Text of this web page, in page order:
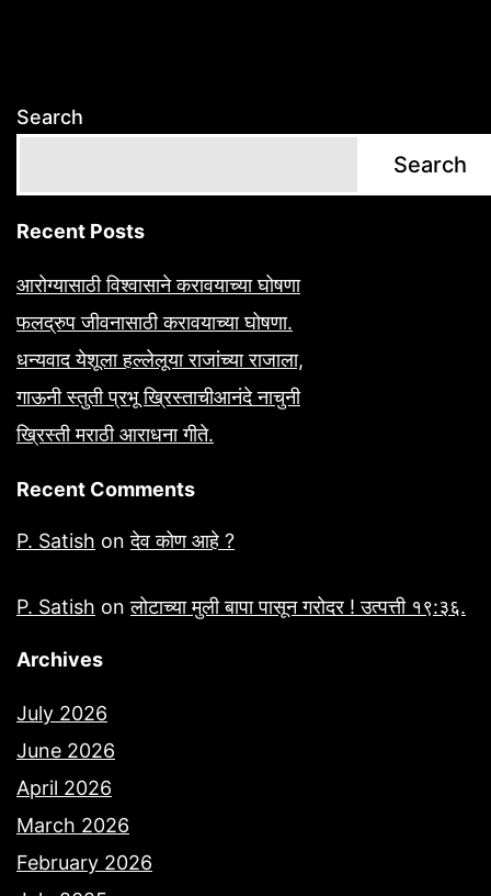
Search
Search
Recent Posts
आरोग्यासाठी विश्वासाने करावयाच्या घोषणा
फलद्रुप जीवनासाठी करावयाच्या घोषणा.
धन्यवाद येशूला हल्लेलूया राजांच्या राजाला,
गाऊनी स्तुती प्रभू ख्रिस्ताचीआनंदे नाचुनी
ख्रिस्ती मराठी आराधना गीते.
Recent Comments
P. Satish onदेव कोण आहे ?
P. Satish onलोटाच्या मुली बापा पासून गरोदर ! उत्पत्ती १९:३६.
Archives
July 2026
June 2026
April 2026
March 2026
February 2026